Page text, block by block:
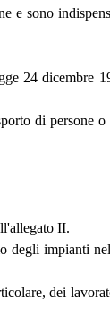
e sono
24 dicembre
di persone
II.
degli impianti
dei